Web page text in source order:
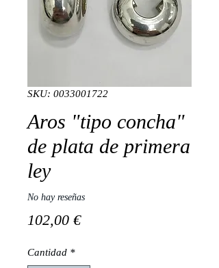
SKU: 0033001722
Aros "tipo concha"
de plata de primera
ley
No hay reseñas
102,00 €Precio
Cantidad *